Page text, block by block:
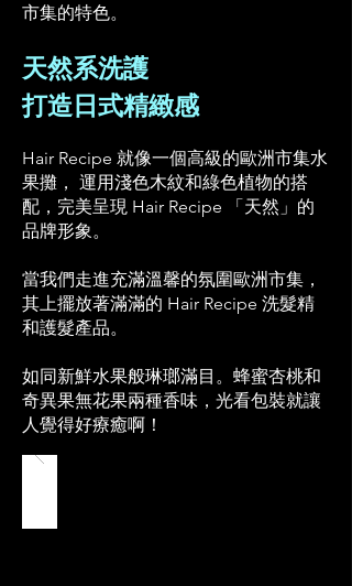
市集的特色。
天然系洗護
打造日式精緻感
Hair Recipe 就像一個高級的歐洲市集水
果攤， 運用淺色木紋和綠色植物的搭
配， 完美呈現 Hair Recipe 「天然」的
品牌形象。
當我們走進充滿溫馨的氛圍歐洲市集，
其上擺放著滿滿的 Hair Recipe 洗髮精
和護髮產品。
如同新鮮水果般琳瑯滿目。蜂蜜杏桃和
奇異果無花果兩種香味，光看包裝就讓
人覺得好療癒啊！